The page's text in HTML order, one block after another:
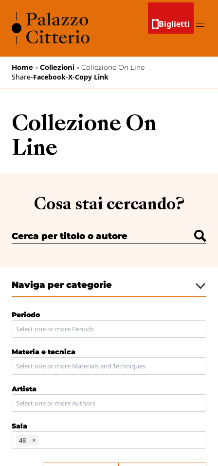
Biglietti
Menu
Home » Collezioni » Collezione On Line
Share-Facebook-X-Copy Link
Collezione On
Line
Cosa stai cercando?
Cerca per titolo o autore
Naviga per categorie
Periodo
Materia e tecnica
Artista
Sala
48
×